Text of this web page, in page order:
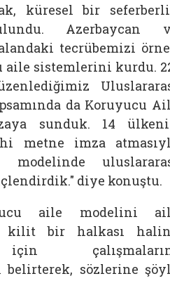
küresel bir
Azerbaycan
tecrübemizi
aile sistemlerini kurdu.
da Koruyucu
sunduk. 14
metne imza
diye konuştu.
aile modelini
kilit bir halkası
sözlerine